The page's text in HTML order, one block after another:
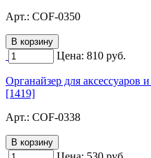
Арт.: COF-0350
Цена: 810 руб.
Органайзер для
[1419]
Арт.: COF-0338